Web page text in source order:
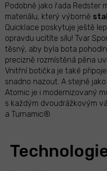
Podobně jako řada Redster
materiálu, který výborně
Quicklace poskytuje ještě
opravdu ucítíte sílu! Tvar
těsný, aby byla bota
precizně rozmístěná pěna
Vnitřní botička je také
snadno nazout. A stejně
Atomic je i modernizovaný
s každým dvoudrážkovým
a Turnamic®.